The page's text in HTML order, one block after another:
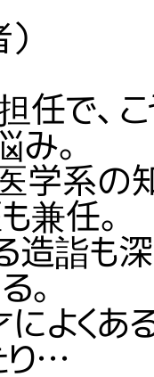
で、こ
み。
学系の
兼任。
詣も深
。
よくあ
り…